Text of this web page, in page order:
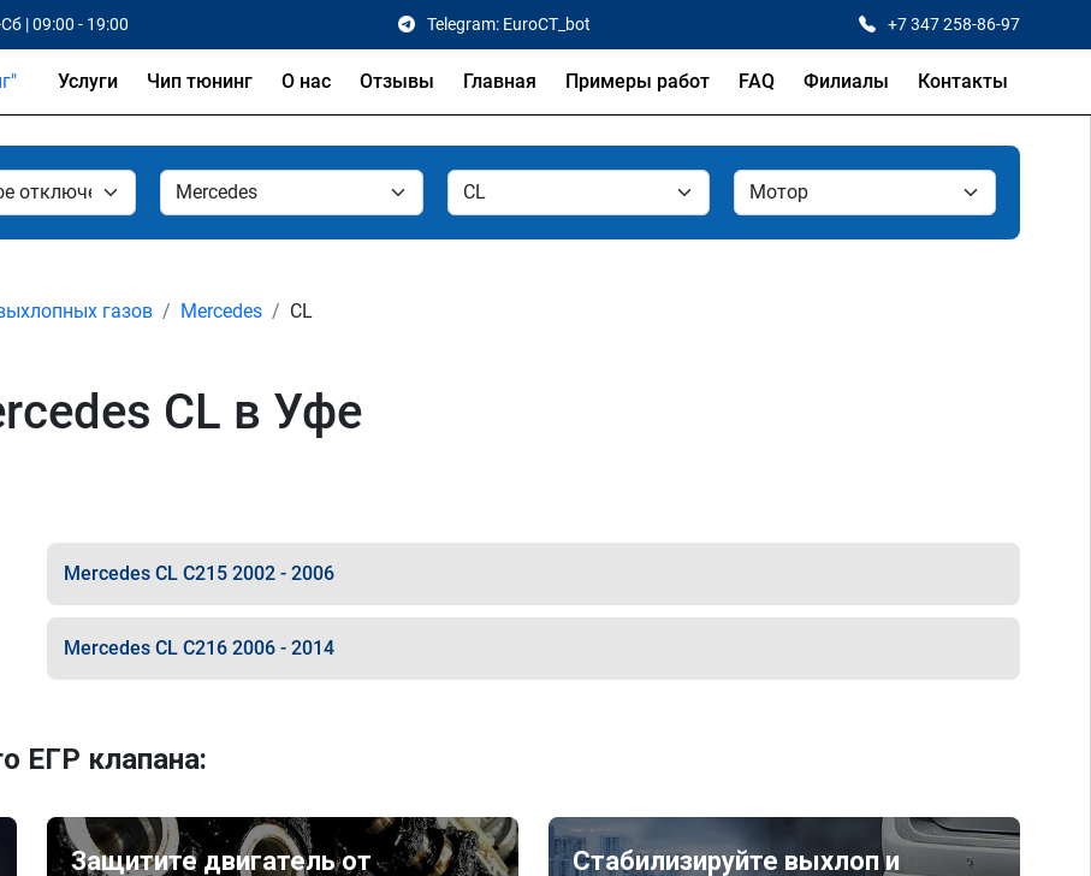
| 09:00 - 19:00 Telegram: EuroCT_bot +7 347 258-86-97
Услуги Чип тюнинг О нас Отзывы Главная Примеры работ FAQ Филиалы Контакты
газов Mercedes CL
CL в Уфе
Mercedes CL C215 2002 - 2006
Mercedes CL C216 2006 - 2014
ЕГР клапана:
Защитите двигатель от
Стабилизируйте выхлоп и